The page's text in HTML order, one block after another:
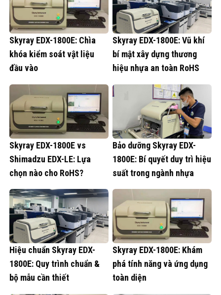
Skyray EDX-1800E: Chìa
khóa kiểm soát vật liệu
đầu vào
Skyray EDX-1800E: Vũ khí
bí mật xây dựng thương
hiệu nhựa an toàn RoHS
Skyray EDX-1800E vs
Shimadzu EDX-LE: Lựa
chọn nào cho RoHS?
Bảo dưỡng Skyray EDX-
1800E: Bí quyết duy trì hiệu
suất trong ngành nhựa
Hiệu chuẩn Skyray EDX-
1800E: Quy trình chuẩn &
bộ mẫu cần thiết
Skyray EDX-1800E: Khám
phá tính năng và ứng dụng
toàn diện